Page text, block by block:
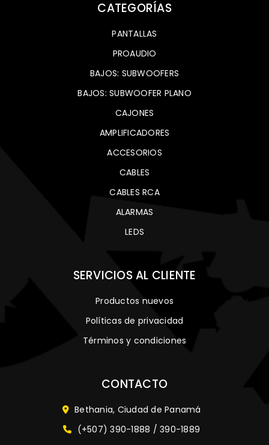
CATEGORÍAS
PANTALLAS
PROAUDIO
BAJOS: SUBWOOFERS
BAJOS: SUBWOOFER PLANO
CAJONES
AMPLIFICADORES
ACCESORIOS
CABLES
CABLES RCA
ALARMAS
LEDS
SERVICIOS AL CLIENTE
Productos nuevos
Políticas de privacidad
Términos y condiciones
CONTACTO
Bethania, Ciudad de Panamá
(+507) 390-1888 / 390-1889